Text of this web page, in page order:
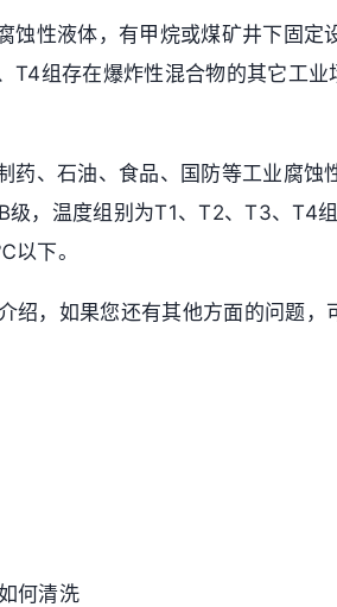
蚀性液体，有甲烷或煤矿井下固定
T4组存在爆炸性混合物的其它工业
药、石油、食品、国防等工业腐蚀
级，温度组别为T1、T2、T3、T4
下。
绍，如果您还有其他方面的问题，
何清洗